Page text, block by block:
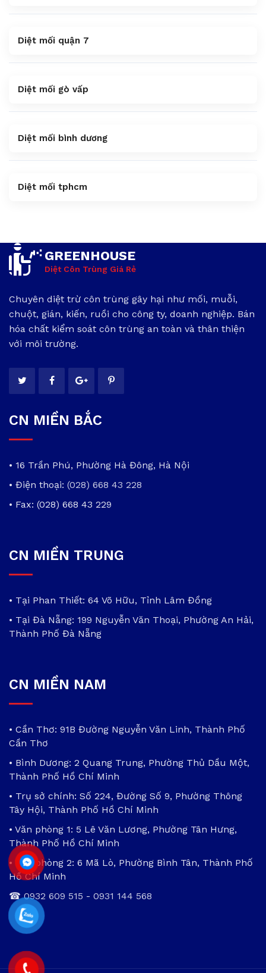
Diệt mối quận 7
Diệt mối gò vấp
Diệt mối bình dương
Diệt mối tphcm
GREENHOUSE
Diệt Côn Trùng Giá Rẻ
Chuyên diệt trừ côn trùng gây hại như mối, muỗi,
chuột, gián, kiến, ruồi cho công ty, doanh nghiệp. Bán
hóa chất kiểm soát côn trùng an toàn và thân thiện
với môi trường.
CN MIỀN BẮC
• 16 Trần Phú, Phường Hà Đông, Hà Nội
• Điện thoại: (028) 668 43 228
• Fax: (028) 668 43 229
CN MIỀN TRUNG
• Tại Phan Thiết: 64 Võ Hữu, Tỉnh Lâm Đồng
• Tại Đà Nẵng: 199 Nguyễn Văn Thoại, Phường An Hải,
Thành Phố Đà Nẵng
CN MIỀN NAM
• Cần Thơ: 91B Đường Nguyễn Văn Linh, Thành Phố
Cần Thơ
• Bình Dương: 2 Quang Trung, Phường Thủ Dầu Một,
Thành Phố Hồ Chí Minh
• Trụ sở chính: Số 224, Đường Số 9, Phường Thông
Tây Hội, Thành Phố Hồ Chí Minh
• Văn phòng 1: 5 Lê Văn Lương, Phường Tân Hưng,
Thành Phố Hồ Chí Minh
• Văn phòng 2: 6 Mã Lò, Phường Bình Tân, Thành Phố
Hồ Chí Minh
☎0932 609 515 - 0931 144 568